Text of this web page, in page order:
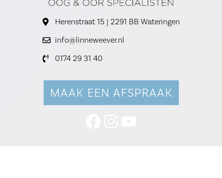
Herenstraat 15 | 2291 BB Wateringen
info@linneweever.nl
0174 29 31 40
MAAK EEN AFSPRAAK